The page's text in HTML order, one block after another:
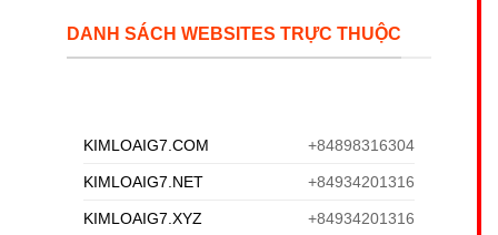
DANH SÁCH WEBSITES TRỰC THUỘC
KIMLOAIG7.COM +84898316304
KIMLOAIG7.NET +84934201316
KIMLOAIG7.XYZ +84934201316